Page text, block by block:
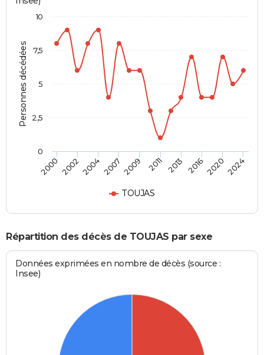
Personnes décédées
TOUJAS
2000 2002200420072009 2011 2013 201620202024
0
2,5
5
7,5
10
Répartition des décès de TOUJAS par sexe
Données exprimées en nombre de décès (source :
Insee)